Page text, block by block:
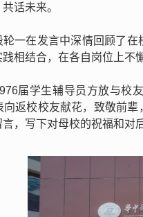
话未来。
轮一在发言中深情回顾了
相结合，在各自岗位上不
届学生辅导员方放与校
返校校友献花，致敬前
，写下对母校的祝福和对